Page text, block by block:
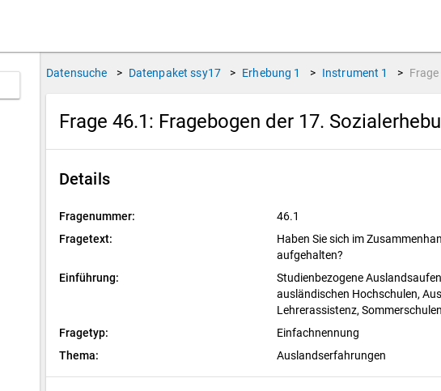
Datensuche > Datenpaket ssy17 > Erhebung 1 > Instrument 1 > Frage
Frage 46.1: Fragebogen der 17.
Details
Fragenummer:
46.1
Fragetext:
Haben Sie sich im
aufgehalten?
Einführung:
Studienbezogene
ausländischen Hochschulen,
Lehrerassistenz,
Fragetyp:
Einfachnennung
Thema:
Auslandserfahrungen